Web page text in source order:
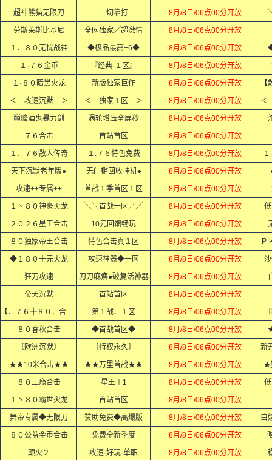
超神熊猫无限刀 一切靠打 8月/8日/06点00分开放
劳斯莱斯比基尼 全网独家╱超激情 8月/8日/06点00分开放
１．８０无忧战神 ◆极品最高+6◆ 8月/8日/06点00分开放
１·７６金币 『经典·１区』 8月/8日/06点00分开放
１·８０暗黑火龙 新版独家巨作 8月/8日/06点00分开放
＜ 攻速沉默 ＞ ＜ 独家１区 ＞ 8月/8日/06点00分开放
巅峰酒鬼暴力剑 涡轮增压全屏秒 8月/8日/06点00分开放
７６合击 首站首区 8月/8日/06点00分开放
１．７６散人传奇 １.７６特色免费 8月/8日/06点00分开放
天下沉默老年版● 无门槛回收挂机● 8月/8日/06点00分开放
攻速++专属++ 首战１季首区１区 8月/8日/06点00分开放
１丶８０神豪火龙 ╲╲首战一区╱╱ 8月/8日/06点00分开放
２０２６星王合击 10元回馈畅玩 8月/8日/06点00分开放
８０独家帝王合击 特色合击真１区 8月/8日/06点00分开放
◆１８０十元火龙 攻速神器◆一区 8月/8日/06点00分开放
狂刀攻速 刀刀麻痹●破复活神器 8月/8日/06点00分开放
帝天沉默 首站首区 8月/8日/06点00分开放
【．７６╋８０．合击．】 第１战．１区 8月/8日/06点00分开放
８０春秋合击 ◆首战首区◆ 8月/8日/06点00分开放
〔欧洲沉默〕 〔特权永久〕 8月/8日/06点00分开放
★★10米合击★★ ★★万里首战★★ 8月/8日/06点00分开放 ★
８０上瘾合击 星王＋1 8月/8日/06点00分开放
１丶８０霸世火龙 首站首区 8月/8日/06点00分开放
舞帝专属◆无限刀 赞助免费◆高爆版 8月/8日/06点00分开放
８０公益金币合击 免费全新季度 8月/8日/06点00分开放
颠火２ 攻速·好玩·单职 8月/8日/06点00分开放